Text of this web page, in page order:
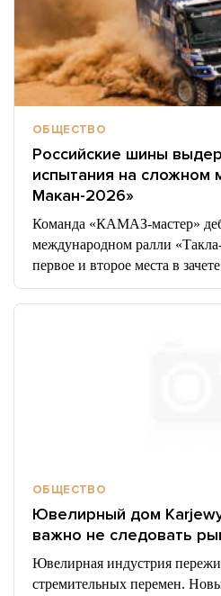
ОБЩЕСТВО
Российские шины
испытания на сложном
Макан-2026»
Команда «КАМАЗ-мастер»
международном ралли
первое и второе места в
ОБЩЕСТВО
Ювелирный дом
важно не следовать
Ювелирная индустрия
стремительных перемен.